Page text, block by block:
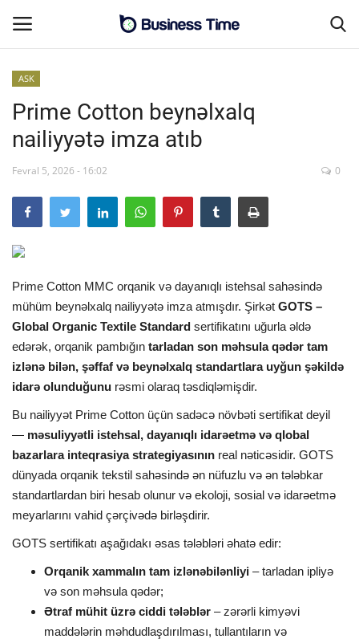
Əsas səhifə
Əlaqə
SƏNAYE-İNFRASTRUKTUR
ENERGETİKA
SİYASƏT
İDMAN
FORMULA 1
DÜNYA
ANALİTİKA
ASK
Prime Cotton beynəlxalq
nailiyyətə imza atıb
Fevral 5, 2026 - 16:02 0
Prime Cotton MMC orqanik və dayanıqlı istehsal sahəsində
mühüm beynəlxalq nailiyyətə imza atmışdır. Şirkət GOTS –
Global Organic Textile Standard sertifikatını uğurla əldə
edərək, orqanik pambığın tarladan son məhsula qədər tam
izlənə bilən, şəffaf və beynəlxalq standartlara uyğun şəkildə
idarə olunduğunu rəsmi olaraq təsdiqləmişdir.
Bu nailiyyət Prime Cotton üçün sadəcə növbəti sertifikat deyil
— məsuliyyətli istehsal, dayanıqlı idarəetmə və qlobal
bazarlara inteqrasiya strategiyasının real nəticəsidir. GOTS
dünyada orqanik tekstil sahəsində ən nüfuzlu və ən tələbkar
standartlardan biri hesab olunur və ekoloji, sosial və idarəetmə
meyarlarını vahid çərçivədə birləşdirir.
GOTS sertifikatı aşağıdakı əsas tələbləri əhatə edir:
Orqanik xammalın tam izlənəbilənliyi – tarladan ipliyə
və son məhsula qədər;
Ətraf mühit üzrə ciddi tələblər – zərərli kimyəvi
maddələrin məhdudlaşdırılması, tullantıların və